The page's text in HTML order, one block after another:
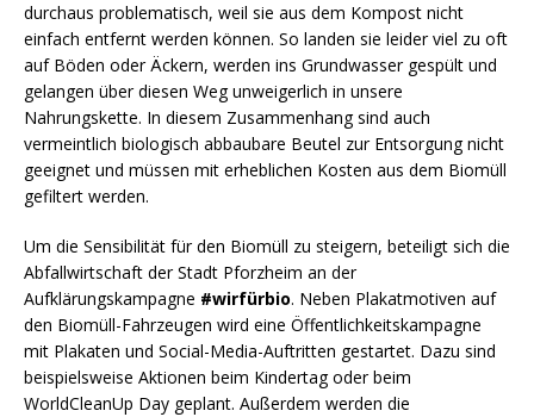
durchaus problematisch, weil sie aus dem Kompost nicht
einfach entfernt werden können. So landen sie leider viel zu oft
auf Böden oder Äckern, werden ins Grundwasser gespült und
gelangen über diesen Weg unweigerlich in unsere
Nahrungskette. In diesem Zusammenhang sind auch
vermeintlich biologisch abbaubare Beutel zur Entsorgung nicht
geeignet und müssen mit erheblichen Kosten aus dem Biomüll
gefiltert werden.
Um die Sensibilität für den Biomüll zu steigern, beteiligt sich die
Abfallwirtschaft der Stadt Pforzheim an der
Aufklärungskampagne #wirfürbio. Neben Plakatmotiven auf
den Biomüll-Fahrzeugen wird eine Öffentlichkeitskampagne
mit Plakaten und Social-Media-Auftritten gestartet. Dazu sind
beispielsweise Aktionen beim Kindertag oder beim
WorldCleanUp Day geplant. Außerdem werden die